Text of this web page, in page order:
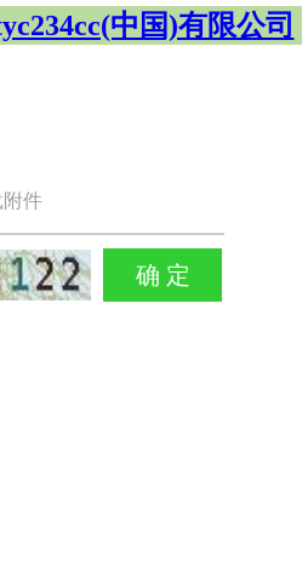
中国)有限公司
件